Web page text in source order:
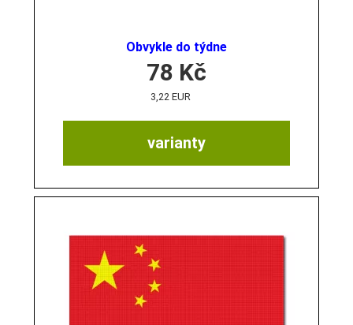
Obvykle do týdne
varianty
78 Kč
3,22 EUR